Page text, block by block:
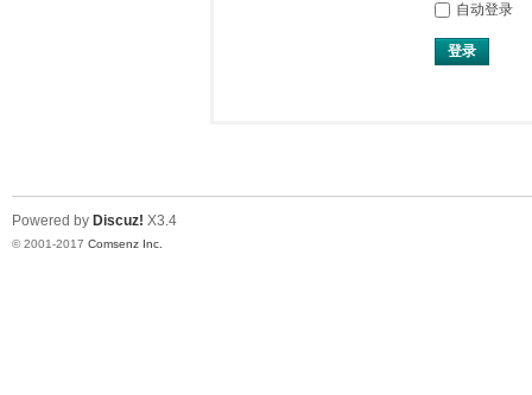
自动登录
登录
Powered by Discuz! X3.4
© 2001-2017 Comsenz Inc.